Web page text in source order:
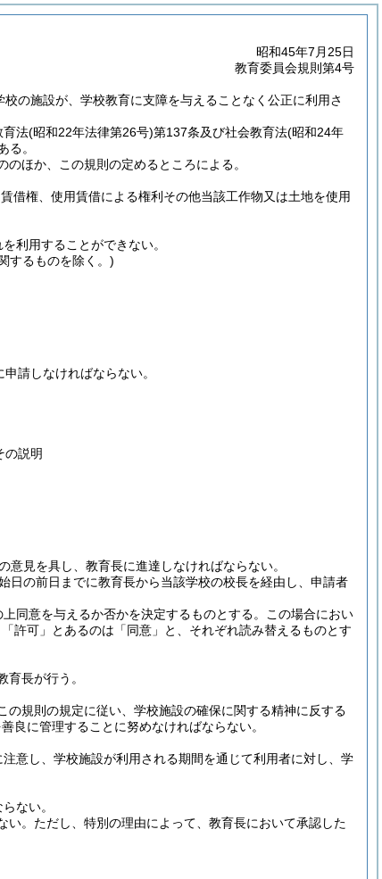
昭和45年7月25日
教育委員会規則第4号
の施設が、学校教育に支障を与えることなく公正に利用さ
育法(昭和22年法律第26号)第137条及び社会教育法(昭和24年
る。
ほか、この規則の定めるところによる。
借権、使用賃借による権利その他当該工作物又は土地を使用
利用することができない。
するものを除く。)
請しなければならない。
の説明
見を具し、教育長に進達しなければならない。
日の前日までに教育長から当該学校の校長を経由し、申請者
同意を与えるか否かを決定するものとする。
この場合におい
許可」とあるのは「同意」と、それぞれ読み替えるものとす
長が行う。
規則の規定に従い、学校施設の確保に関する精神に反する
良に管理することに努めなければならない。
意し、学校施設が利用される期間を通じて利用者に対し、学
ない。
。 ただし、特別の理由によって、教育長において承認した